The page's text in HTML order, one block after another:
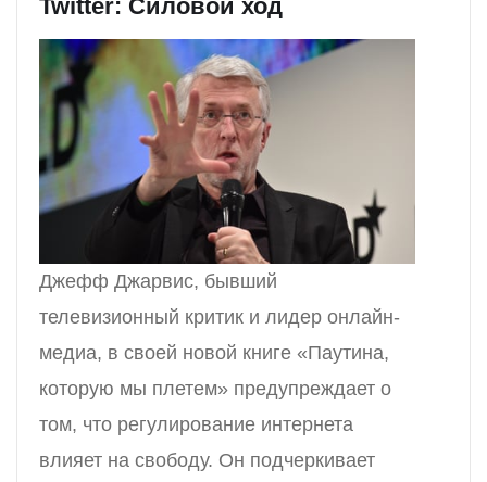
Twitter: Силовой ход
Джефф Джарвис, бывший
телевизионный критик и лидер онлайн-
медиа, в своей новой книге «Паутина,
которую мы плетем» предупреждает о
том, что регулирование интернета
влияет на свободу. Он подчеркивает